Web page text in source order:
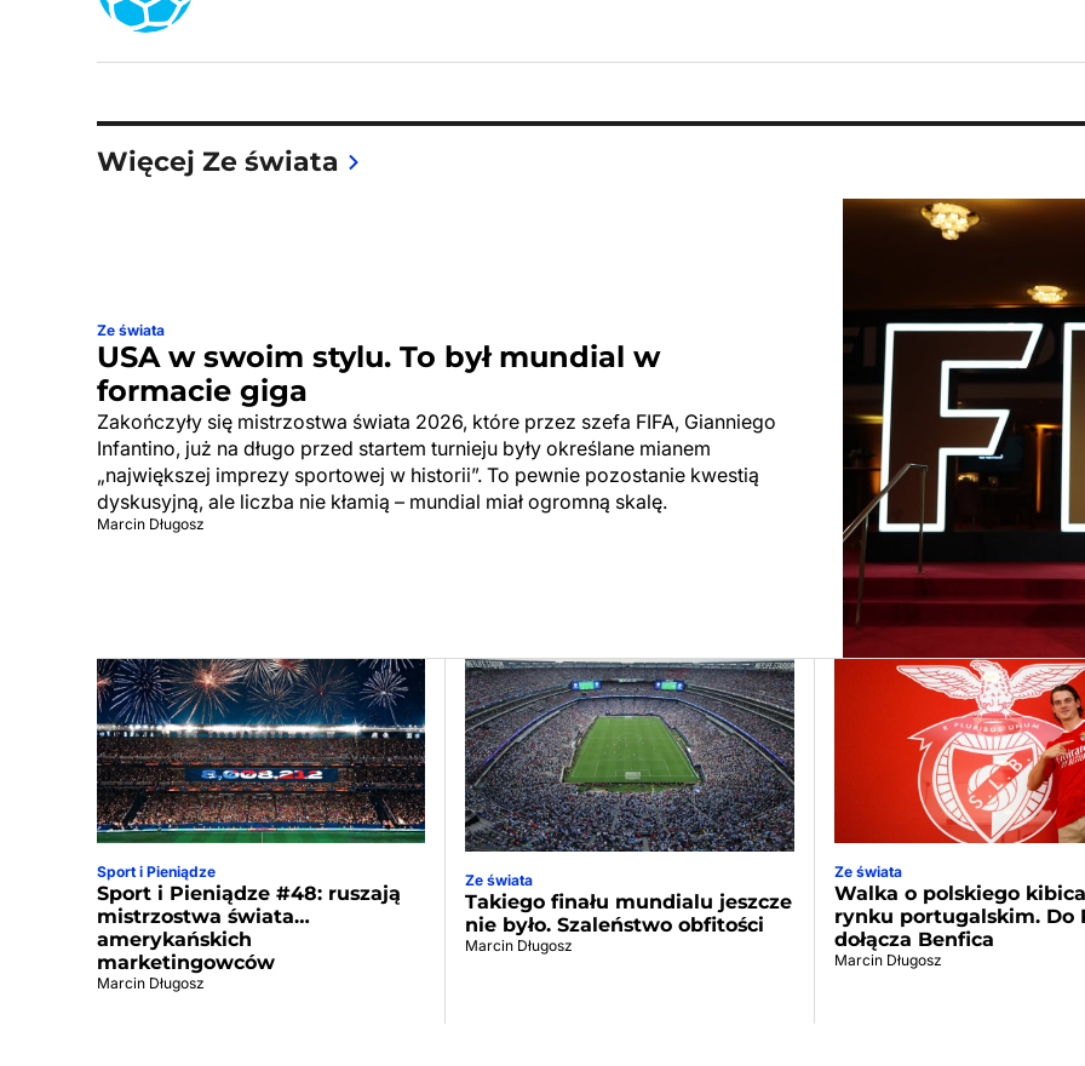
Więcej Ze świata
Ze świata
USA w swoim stylu. To był mundial w
formacie giga
Zakończyły się mistrzostwa świata 2026, które przez szefa FIFA, Gianniego
Infantino, już na długo przed startem turnieju były określane mianem
„największej imprezy sportowej w historii”. To pewnie pozostanie kwestią
dyskusyjną, ale liczba nie kłamią – mundial miał ogromną skalę.
Marcin Długosz
Sport i Pieniądze
Sport i Pieniądze #48: ruszają
mistrzostwa świata…
amerykańskich
marketingowców
Marcin Długosz
Ze świata
Takiego finału mundialu jeszcze
nie było. Szaleństwo obfitości
Marcin Długosz
Ze świata
Walka o polskiego
rynku portugalskim. Do
dołącza Benfica
Marcin Długosz